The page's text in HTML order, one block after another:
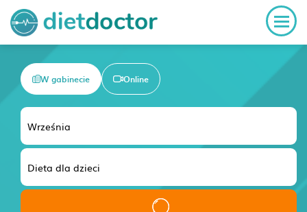
W gabinecie Online